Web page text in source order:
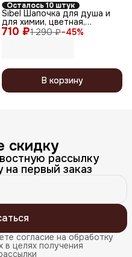
Осталось 10 штук
710 ₽1 290 ₽−45%
Sibel Шапочка для душа и
для химии, цветная,
пластик-полиэстер
В корзину
скидку
рассылку
на первый заказ
согласие на обработку
в целях получения